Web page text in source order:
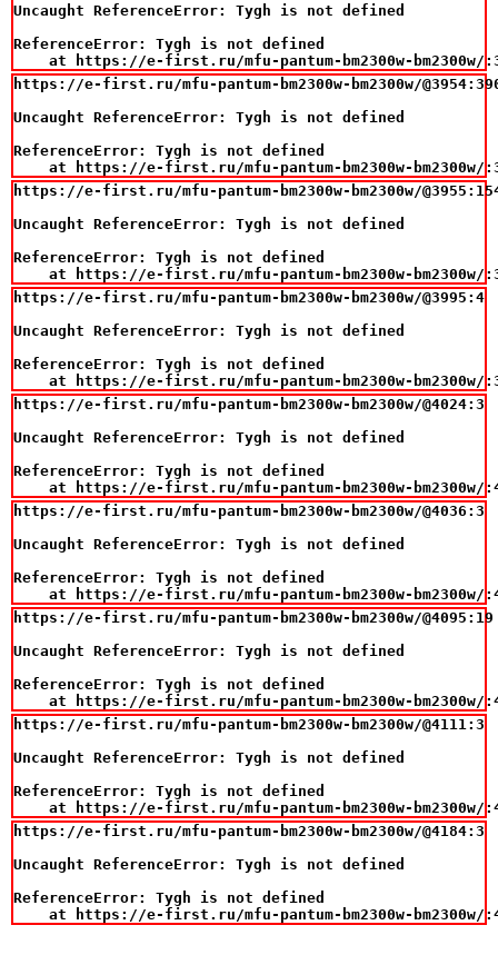
Uncaught ReferenceError: Tygh is not defined
ReferenceError: Tygh is not defined
at https://e-first.ru/mfu-pantum-bm2300w-bm2300w/
https://e-first.ru/mfu-pantum-bm2300w-bm2300w/
Uncaught ReferenceError: Tygh is not defined
ReferenceError: Tygh is not defined
at https://e-first.ru/mfu-pantum-bm2300w-bm2300w/
https://e-first.ru/mfu-pantum-bm2300w-bm2300w/
Uncaught ReferenceError: Tygh is not defined
ReferenceError: Tygh is not defined
at https://e-first.ru/mfu-pantum-bm2300w-bm2300w/
https://e-first.ru/mfu-pantum-bm2300w-bm2300w/@3995:4
Uncaught ReferenceError: Tygh is not defined
ReferenceError: Tygh is not defined
at https://e-first.ru/mfu-pantum-bm2300w-bm2300w/
https://e-first.ru/mfu-pantum-bm2300w-bm2300w/@4024:3
Uncaught ReferenceError: Tygh is not defined
ReferenceError: Tygh is not defined
at https://e-first.ru/mfu-pantum-bm2300w-bm2300w/
https://e-first.ru/mfu-pantum-bm2300w-bm2300w/@4036:3
Uncaught ReferenceError: Tygh is not defined
ReferenceError: Tygh is not defined
at https://e-first.ru/mfu-pantum-bm2300w-bm2300w/
https://e-first.ru/mfu-pantum-bm2300w-bm2300w/@4095:19
Uncaught ReferenceError: Tygh is not defined
ReferenceError: Tygh is not defined
at https://e-first.ru/mfu-pantum-bm2300w-bm2300w/
https://e-first.ru/mfu-pantum-bm2300w-bm2300w/@4111:3
Uncaught ReferenceError: Tygh is not defined
ReferenceError: Tygh is not defined
at https://e-first.ru/mfu-pantum-bm2300w-bm2300w/
https://e-first.ru/mfu-pantum-bm2300w-bm2300w/@4184:3
Uncaught ReferenceError: Tygh is not defined
ReferenceError: Tygh is not defined
at https://e-first.ru/mfu-pantum-bm2300w-bm2300w/